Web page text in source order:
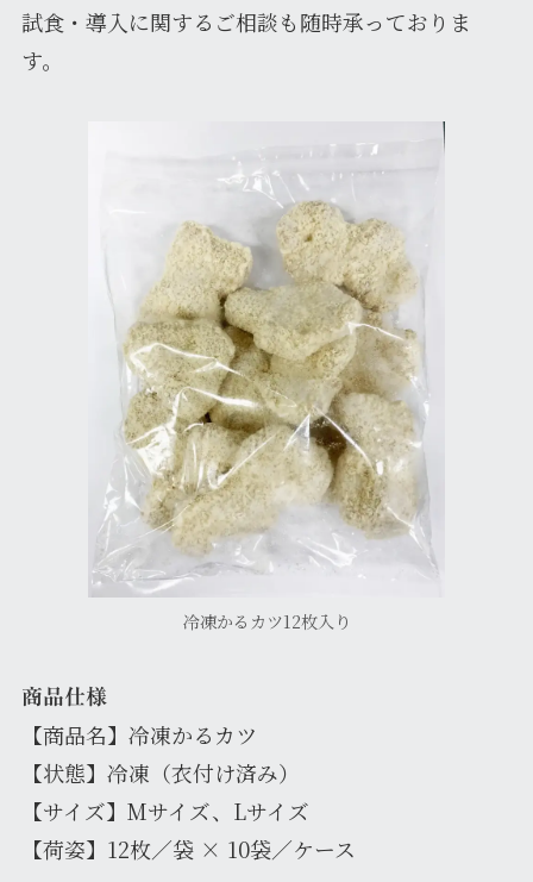
試食・導入に関するご相談も随時承っておりま
す。
冷凍かるカツ12枚入り
商品仕様
【商品名】冷凍かるカツ
【状態】冷凍（衣付け済み）
【サイズ】Mサイズ、Lサイズ
【荷姿】12枚／袋 × 10袋／ケース